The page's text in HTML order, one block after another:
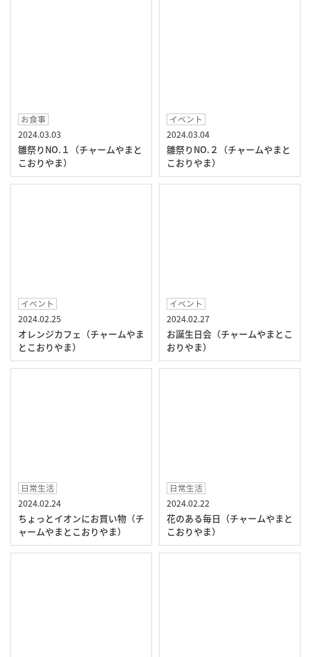
お食事
2024.03.03
雛祭りNO.１（チャームやまと
こおりやま）
イベント
2024.03.04
雛祭りNO.２（チャームやまと
こおりやま）
イベント
2024.02.25
オレンジカフェ（チャームやま
とこおりやま）
イベント
2024.02.27
お誕生日会（チャームやまとこ
おりやま）
日常生活
2024.02.24
ちょっとイオンにお買い物（チ
ャームやまとこおりやま）
日常生活
2024.02.22
花のある毎日（チャームやまと
こおりやま）